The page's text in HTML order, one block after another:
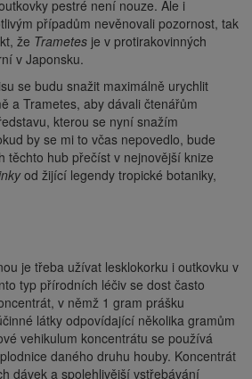
pestré není nouze. Ale i
případům nevěnovali pozornost, tak
že Trametes je v protirakovinných
v Japonsku.
se budu snažit maximálně urychlit
a Trametes, aby dávali čtenářům
kterou se nyní snažím
by se mi to včas nepovedlo, bude
těchto hub přečíst v nejnovější knize
od žijící legendy tropické botaniky,
je třeba užívat lesklokorku i outkovku v
typ přírodních léčiv se dost často
v němž 1 gram prášku
látky odpovídající několika gramům
vehikulum koncentrátu se používá
daného druhu houby. Koncentrát
dávek a spolehlivější vstřebávání